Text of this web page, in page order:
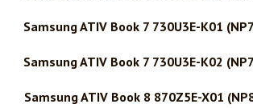
Samsung ATIV Book 7 730U3E-K01
Samsung ATIV Book 7 730U3E-K02
Samsung ATIV Book 8 870Z5E-X01